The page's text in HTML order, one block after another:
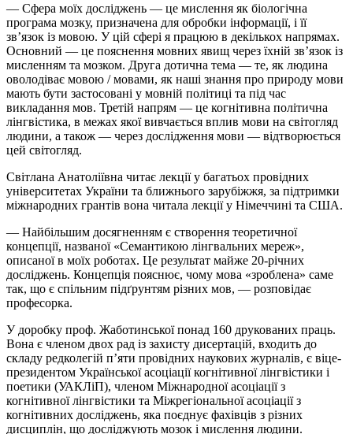
— Сфера моїх досліджень — це мислення як біологічна
програма мозку, призначена для обробки інформації, і її
зв’язок із мовою. У цій сфері я працюю в декількох напрямах.
Основний — це пояснення мовних явищ через їхній зв’язок із
мисленням та мозком. Друга дотична тема — те, як людина
оволодіває мовою / мовами, як наші знання про природу мови
мають бути застосовані у мовній політиці та під час
викладання мов. Третій напрям — це когнітивна політична
лінгвістика, в межах якої вивчається вплив мови на світогляд
людини, а також — через дослідження мови — відтворюється
цей світогляд.
Світлана Анатоліївна читає лекції у багатьох провідних
університетах України та ближнього зарубіжжя, за підтримки
міжнародних грантів вона читала лекції у Німеччині та США.
— Найбільшим досягненням є створення теоретичної
концепції, названої «Семантикою лінгвальних мереж»,
описаної в моїх роботах. Це результат майже 20-річних
досліджень. Концепція пояснює, чому мова «зроблена» саме
так, що є спільним підґрунтям різних мов, — розповідає
професорка.
У доробку проф. Жаботинської понад 160 друкованих праць.
Вона є членом двох рад із захисту дисертацій, входить до
складу редколегій п’яти провідних наукових журналів, є віце-
президентом Української асоціації когнітивної лінгвістики і
поетики (УАКЛіП), членом Міжнародної асоціації з
когнітивної лінгвістики та Міжрегіональної асоціації з
когнітивних досліджень, яка поєднує фахівців з різних
дисциплін, що досліджують мозок і мислення людини.